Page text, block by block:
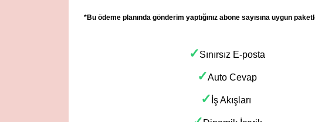
*Bu ödeme planında gönderim yaptığınız abone sayısına uygun
✓Sınırsız E-posta
✓Auto Cevap
✓ İş Akışları